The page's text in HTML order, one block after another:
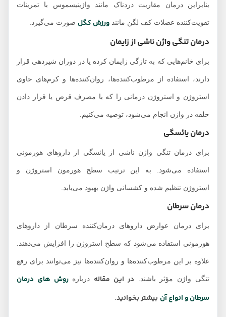
بنابراین درمان مقاربت دردناک مانند واژینیسموس با تمرینات
تقویت‌کننده عضلات کف لگن مانند ورزش کگل صورت می‌گیرد.
درمان تنگی واژن ناشی از زایمان
برای خانم‌هایی که به تازگی زایمان کرده‌ یا در دوران شیردهی قرار
دارند، استفاده از مرطوب‌کننده‌ها، روان‌کننده‌ها و کرم‌های حاوی
استروژن و استروژن درمانی را که با مصرف قرص یا قرار دادن
حلقه در واژن انجام می‌شود، توصیه می‌کنیم.
درمان یائسگی
برای درمان تنگی واژن ناشی از یائسگی از داروهای هورمونی
استفاده می‌شود. به این ترتیب سطح هورمون استروژن و
استروژن تنظیم شده و کشسانی واژن بهبود می‌یابد.
درمان سرطان
برای درمان عوارض داروهای درمان‌کننده سرطان از داروهای
هورمونی استفاده می‌شود که سطح استروژن را افزایش می‌دهند.
علاوه بر این مرطوب‌کننده‌ها و روان‌کننده‌ها نیز می‌توانند برای رفع
تنگی واژن مؤثر باشند.در این مقالهدرباره روش های درمان
سرطان و انواع آن بیشتر بخوانید.